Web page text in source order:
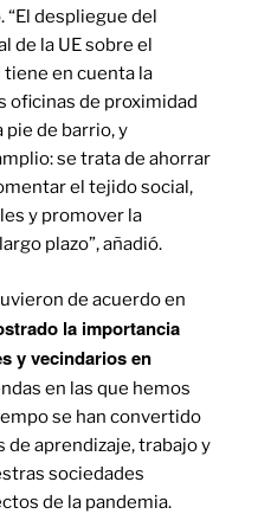
“El despliegue del
de la UE sobre el
en cuenta la
oficinas de proximidad
pie de barrio, y
se trata de ahorrar
el tejido social,
y promover la
plazo”, añadió.
de acuerdo en
la importancia
y vecindarios en
en las que hemos
se han convertido
aprendizaje, trabajo y
sociedades
de la pandemia.